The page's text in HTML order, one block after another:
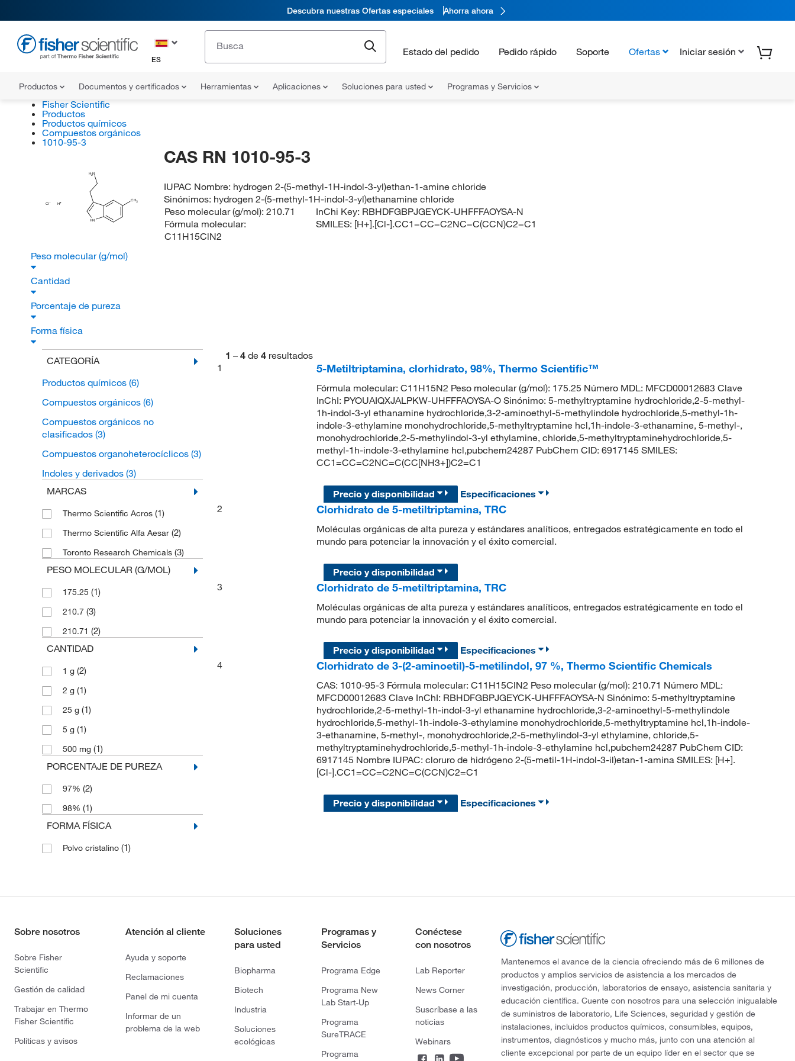
Descubra nuestras Ofertas especiales Ahorra ahora
ES
Estado del pedido Pedido rápido Soporte Ofertas Iniciar sesión
Productos Documentos y certificados Herramientas Aplicaciones Soluciones para usted Programas y Servicios
Fisher Scientific
Productos
Productos químicos
Compuestos orgánicos
1010-95-3
H
Cl
CH3
HN
H2N
CAS RN 1010-95-3
IUPAC Nombre: hydrogen 2-(5-methyl-1H-indol-3-yl)ethan-1-amine chloride
Sinónimos: hydrogen 2-(5-methyl-1H-indol-3-yl)ethanamine chloride
Peso molecular (g/mol): 210.71
Fórmula molecular:
C11H15ClN2
InChi Key: RBHDFGBPJGEYCK-UHFFFAOYSA-N
SMILES: [H+].[Cl-].CC1=CC=C2NC=C(CCN)C2=C1
Peso molecular (g/mol)
Cantidad
Porcentaje de pureza
Forma física
CATEGORÍA
Productos químicos (6)
Compuestos orgánicos (6)
Compuestos orgánicos no
clasificados (3)
Compuestos organoheterocíclicos (3)
Indoles y derivados (3)
MARCAS
Thermo Scientific Acros (1)
Thermo Scientific Alfa Aesar (2)
Toronto Research Chemicals (3)
PESO MOLECULAR (G/MOL)
175.25 (1)
210.7 (3)
210.71 (2)
CANTIDAD
1 g (2)
2 g (1)
25 g (1)
5 g (1)
500 mg (1)
PORCENTAJE DE PUREZA
97% (2)
98% (1)
FORMA FÍSICA
Polvo cristalino (1)
1 – 4 de 4 resultados
1
5-Metiltriptamina, clorhidrato, 98%, Thermo Scientific™
Fórmula molecular: C11H15N2 Peso molecular (g/mol): 175.25 Número MDL: MFCD00012683 Clave
InChI: PYOUAIQXJALPKW-UHFFFAOYSA-O Sinónimo: 5-methyltryptamine hydrochloride,2-5-methyl-
1h-indol-3-yl ethanamine hydrochloride,3-2-aminoethyl-5-methylindole hydrochloride,5-methyl-1h-
indole-3-ethylamine monohydrochloride,5-methyltryptamine hcl,1h-indole-3-ethanamine, 5-methyl-,
monohydrochloride,2-5-methylindol-3-yl ethylamine, chloride,5-methyltryptaminehydrochloride,5-
methyl-1h-indole-3-ethylamine hcl,pubchem24287 PubChem CID: 6917145 SMILES:
CC1=CC=C2NC=C(CC[NH3+])C2=C1
Precio y disponibilidad
Especificaciones
2
Clorhidrato de 5-metiltriptamina, TRC
Moléculas orgánicas de alta pureza y estándares analíticos, entregados estratégicamente en todo el
mundo para potenciar la innovación y el éxito comercial.
Precio y disponibilidad
3
Clorhidrato de 5-metiltriptamina, TRC
Moléculas orgánicas de alta pureza y estándares analíticos, entregados estratégicamente en todo el
mundo para potenciar la innovación y el éxito comercial.
Precio y disponibilidad
Especificaciones
4
Clorhidrato de 3-(2-aminoetil)-5-metilindol, 97 %, Thermo Scientific Chemicals
CAS: 1010-95-3 Fórmula molecular: C11H15ClN2 Peso molecular (g/mol): 210.71 Número MDL:
MFCD00012683 Clave InChI: RBHDFGBPJGEYCK-UHFFFAOYSA-N Sinónimo: 5-methyltryptamine
hydrochloride,2-5-methyl-1h-indol-3-yl ethanamine hydrochloride,3-2-aminoethyl-5-methylindole
hydrochloride,5-methyl-1h-indole-3-ethylamine monohydrochloride,5-methyltryptamine hcl,1h-indole-
3-ethanamine, 5-methyl-, monohydrochloride,2-5-methylindol-3-yl ethylamine, chloride,5-
methyltryptaminehydrochloride,5-methyl-1h-indole-3-ethylamine hcl,pubchem24287 PubChem CID:
6917145 Nombre IUPAC: cloruro de hidrógeno 2-(5-metil-1H-indol-3-il)etan-1-amina SMILES: [H+].
[Cl-].CC1=CC=C2NC=C(CCN)C2=C1
Precio y disponibilidad Especificaciones
Sobre nosotros
Sobre Fisher
Scientific
Gestión de calidad
Trabajar en Thermo
Fisher Scientific
Políticas y avisos
Atención al cliente
Ayuda y soporte
Reclamaciones
Panel de mi cuenta
Informar de un
problema de la web
Soluciones
para usted
Biopharma
Biotech
Industria
Soluciones
ecológicas
Programas y
Servicios
Programa Edge
Programa New
Lab Start-Up
Programa
SureTRACE
Programa
Conéctese
con nosotros
Lab Reporter
News Corner
Suscríbase a las
noticias
Webinars
Mantenemos el avance de la ciencia ofreciendo más de 6 millones de
productos y amplios servicios de asistencia a los mercados de
investigación, producción, laboratorios de ensayo, asistencia sanitaria y
educación científica. Cuente con nosotros para una selección inigualable
de suministros de laboratorio, Life Sciences, seguridad y gestión de
instalaciones, incluidos productos químicos, consumibles, equipos,
instrumentos, diagnósticos y mucho más, junto con una atención al
cliente excepcional por parte de un equipo líder en el sector que se